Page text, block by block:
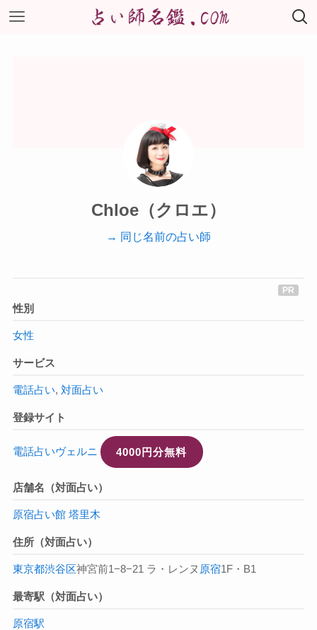
Chloe（クロエ）
→ 同じ名前の占い師
性別
女性
サービス
電話占い, 対面占い
登録サイト
電話占いヴェルニ 4000円分無料
店舗名（対面占い）
原宿占い館 塔里木
住所（対面占い）
東京都渋谷区神宮前1−8−21 ラ・レンヌ 原宿1F・B1
最寄駅（対面占い）
原宿駅